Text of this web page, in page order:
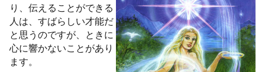
り、伝えることができる
人は、すばらしい才能だ
と思うのですが、ときに
心に響かないことがあり
ます。